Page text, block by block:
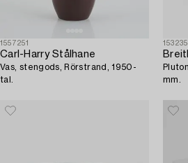
1557251
Carl-Harry Stålhane
Vas, stengods, Rörstrand, 1950-
tal.
mm.